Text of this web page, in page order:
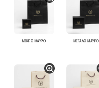
ΜΙΚΡΟ ΜΑΥΡΟ ΜΕΓΑΛΟ ΜΑΥΡΟ